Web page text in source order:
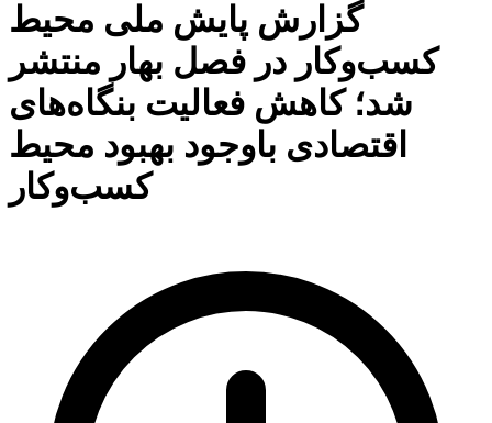
گزارش پایش ملی محیط
کسب‌وکار در فصل بهار منتشر
شد؛ کاهش فعالیت بنگاه‌های
اقتصادی باوجود بهبود محیط
کسب‌وکار